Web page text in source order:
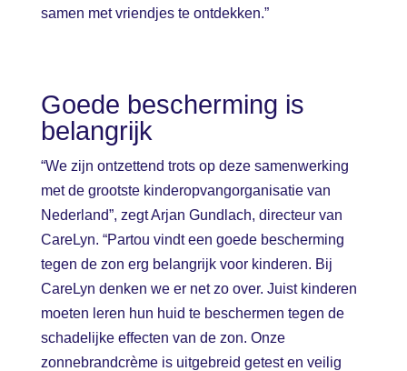
samen met vriendjes te ontdekken.”
Goede bescherming is
belangrijk
“We zijn ontzettend trots op deze samenwerking
met de grootste kinderopvangorganisatie van
Nederland”, zegt Arjan Gundlach, directeur van
CareLyn. “Partou vindt een goede bescherming
tegen de zon erg belangrijk voor kinderen. Bij
CareLyn denken we er net zo over. Juist kinderen
moeten leren hun huid te beschermen tegen de
schadelijke effecten van de zon. Onze
zonnebrandcrème is uitgebreid getest en veilig